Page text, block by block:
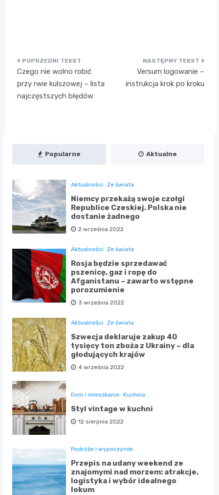
Nawigacja
wpisu
Czego nie wolno robić
przy rwie kulszowej – lista
najczęstszych błędów
Versum logowanie –
instrukcja krok po kroku
Popularne Aktualne
Aktualności Ze świata
Niemcy przekażą swoje czołgi
Republice Czeskiej. Polska nie
dostanie żadnego
2 września 2022
Aktualności Ze świata
Rosja będzie sprzedawać
pszenicę, gaz i ropę do
Afganistanu – zawarto wstępne
porozumienie
3 września 2022
Aktualności Ze świata
Szwecja deklaruje zakup 40
tysięcy ton zboża z Ukrainy – dla
głodujących krajów
4 września 2022
Dom i mieszkanie Kuchnia
Styl vintage w kuchni
12 sierpnia 2022
Podróże i wypoczynek
Przepis na udany weekend ze
znajomymi nad morzem: atrakcje,
logistyka i wybór idealnego
lokum